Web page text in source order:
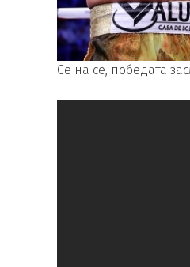
Се на се, победата